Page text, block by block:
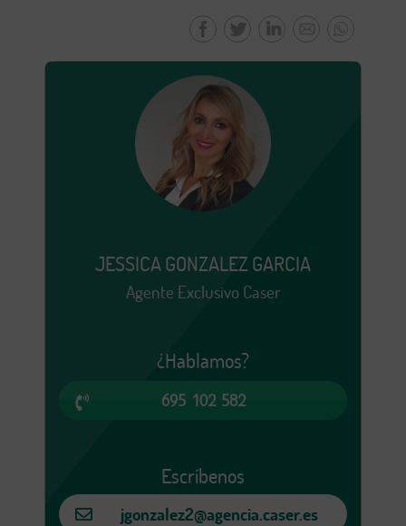
JESSICA GONZALEZ GARCIA
Agente Exclusivo Caser
¿Hablamos?
695 102 582
Escríbenos
jgonzalez2@agencia.caser.es